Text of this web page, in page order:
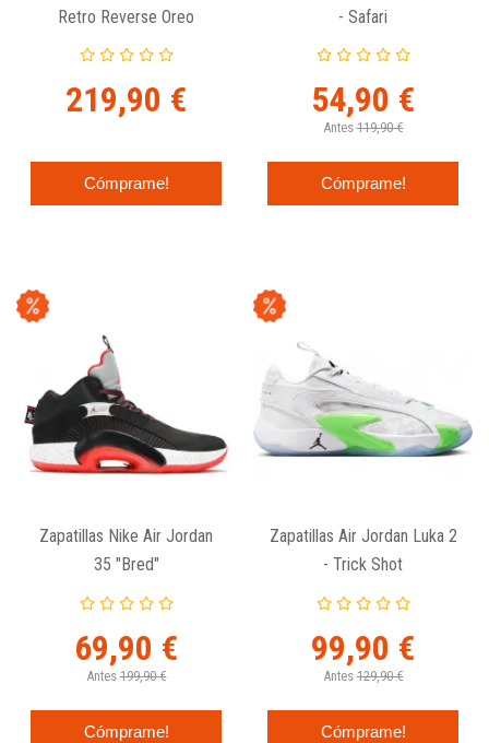
Retro Reverse Oreo
219,90 €
Cómprame!
- Safari
54,90 €
Antes 119,90 €
Cómprame!
Zapatillas Nike Air Jordan
35 "Bred"
69,90 €
Antes 199,90 €
Cómprame!
Zapatillas Air Jordan Luka 2
- Trick Shot
99,90 €
Antes 129,90 €
Cómprame!